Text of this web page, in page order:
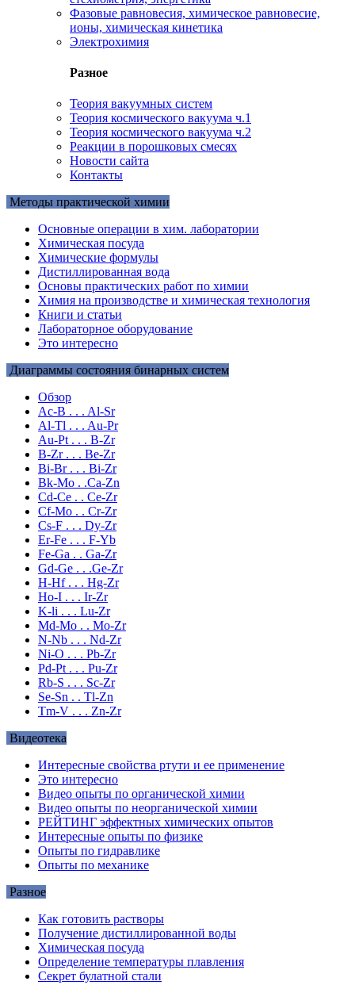
Фазовые равновесия, химическое равновесие,
ионы, химическая кинетика
Электрохимия
Разное
Теория вакуумных систем
Теория космического вакуума ч.1
Теория космического вакуума ч.2
Реакции в порошковых смесях
Новости сайта
Контакты
Методы практической химии
Основные операции в хим. лаборатории
Химическая посуда
Химические формулы
Дистиллированная вода
Основы практических работ по химии
Химия на производстве и химическая технология
Книги и статьи
Лабораторное оборудование
Это интересно
Диаграммы состояния бинарных систем
Обзор
Ac-B . . . Al-Sr
Al-Tl . . . Au-Pr
Au-Pt . . . B-Zr
B-Zr . . . Be-Zr
Bi-Br . . . Bi-Zr
Bk-Mo . .Ca-Zn
Cd-Ce . . Ce-Zr
Cf-Mo . . Cr-Zr
Cs-F . . . Dy-Zr
Er-Fe . . . F-Yb
Fe-Ga . . Ga-Zr
Gd-Ge . . .Ge-Zr
H-Hf . . . Hg-Zr
Ho-I . . . Ir-Zr
K-li . . . Lu-Zr
Md-Mo . . Mo-Zr
N-Nb . . . Nd-Zr
Ni-O . . . Pb-Zr
Pd-Pt . . . Pu-Zr
Rb-S . . . Sc-Zr
Se-Sn . . Tl-Zn
Tm-V . . . Zn-Zr
Видеотека
Интересные свойства ртути и ее применение
Это интересно
Видео опыты по органической химии
Видео опыты по неорганической химии
РЕЙТИНГ эффектных химических опытов
Интересные опыты по физике
Опыты по гидравлике
Опыты по механике
Разное
Как готовить растворы
Получение дистиллированной воды
Химическая посуда
Определение температуры плавления
Секрет булатной стали